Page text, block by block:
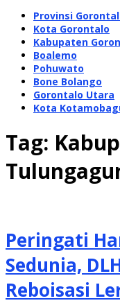
Provinsi
Kota Gorontalo
Kabupaten
Boalemo
Pohuwato
Bone Bolango
Gorontalo Utara
Kota
Tag:
Peringati
Sedunia,
Reboisasi